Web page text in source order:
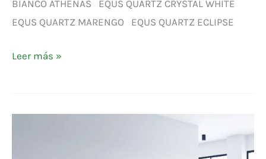
BIANCO ATHENAS EQUS QUARTZ CRYSTAL WHITE
EQUS QUARTZ MARENGO EQUS QUARTZ ECLIPSE
Leer más »